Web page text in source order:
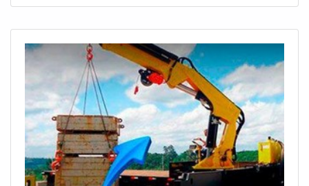
acidentes de caminhão, o investimento em inclinômetros